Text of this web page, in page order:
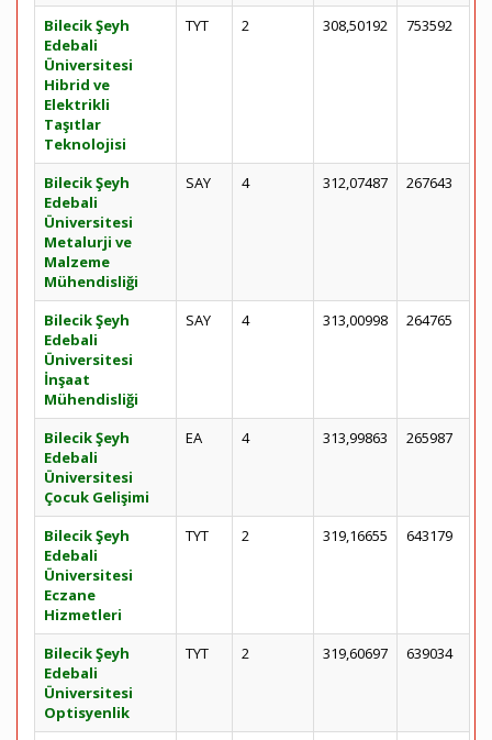
Bilecik Şeyh
Edebali
Üniversitesi
Hibrid ve
Elektrikli
Taşıtlar
Teknolojisi
TYT 2 308,50192 753592
Bilecik Şeyh
Edebali
Üniversitesi
Metalurji ve
Malzeme
Mühendisliği
SAY 4 312,07487 267643
Bilecik Şeyh
Edebali
Üniversitesi
İnşaat
Mühendisliği
SAY 4 313,00998 264765
Bilecik Şeyh
Edebali
Üniversitesi
Çocuk Gelişimi
EA 4 313,99863 265987
Bilecik Şeyh
Edebali
Üniversitesi
Eczane
Hizmetleri
TYT 2 319,16655 643179
Bilecik Şeyh
Edebali
Üniversitesi
Optisyenlik
TYT 2 319,60697 639034